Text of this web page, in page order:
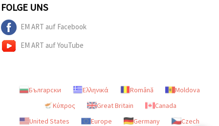
FOLGE UNS
EM ART auf Facebook
EM ART auf YouTube
Български Ελληνικά Română
Moldova
Κύπρος
Great Britain
Canada
United States
Europe Germany Czech